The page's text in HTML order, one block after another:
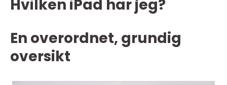
Hvilken iPad har jeg?
En overordnet, grundig
oversikt